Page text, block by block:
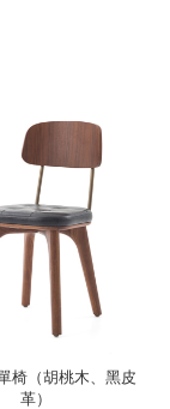
椅（胡桃木、黑皮
革）